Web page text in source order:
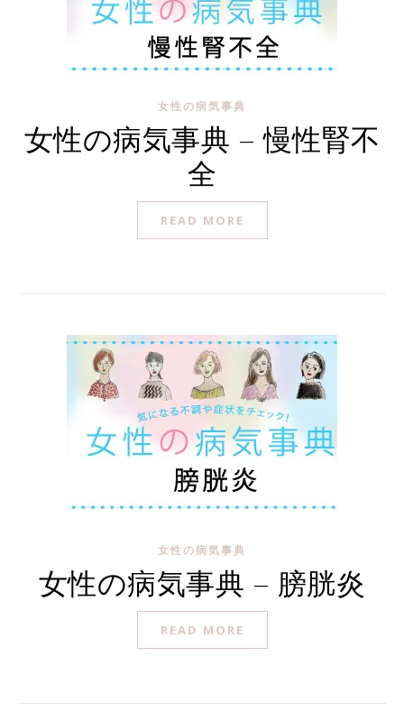
女性の病気事典
女性の病気事典 – 慢性腎不
全
READ MORE
女性の病気事典
女性の病気事典 – 膀胱炎
READ MORE